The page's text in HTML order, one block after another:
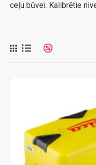
ceļu būvei. Kalibrētie